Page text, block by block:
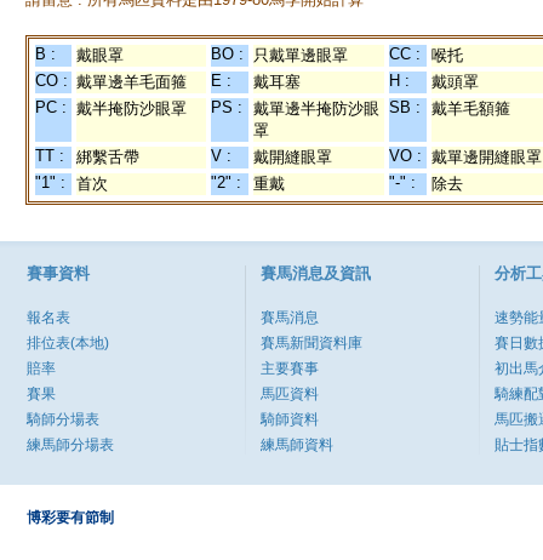
B : 戴眼罩 BO : 只戴單邊眼罩 CC :
喉托
CO : 戴單邊羊毛面箍 E : 戴耳塞 H :
戴頭罩
PC : 戴半掩防沙眼罩 PS :
戴單邊半掩防沙眼
罩
SB : 戴羊毛額箍
TT : 綁繫舌帶 V : 戴開縫眼罩 VO : 戴單邊開縫眼罩
"1" :
首次 "2" : 重戴 "-" : 除去
賽事資料
報名表
排位表(本地)
賠率
賽果
騎師分場表
練馬師分場表
賽馬消息及資訊
賽馬消息
賽馬新聞資料庫
主要賽事
馬匹資料
騎師資料
練馬師資料
分析
速勢能
賽日數
初出馬
騎練配
馬匹搬
貼士指
博彩要有節制